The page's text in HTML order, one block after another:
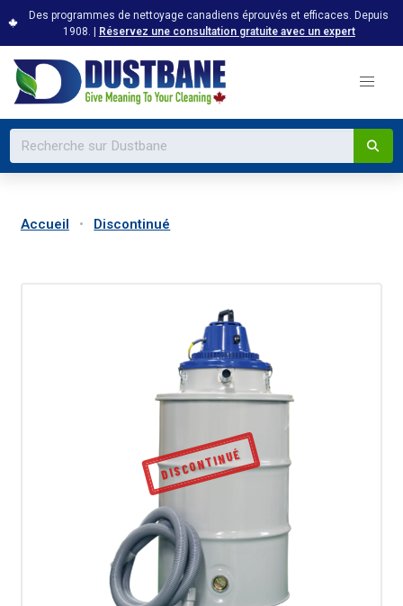
Des programmes de nettoyage canadiens éprouvés et efficaces. Depuis
1908. | Réservez une consultation gratuite avec un expert
Accueil Discontinué
DISCONTINUÉ